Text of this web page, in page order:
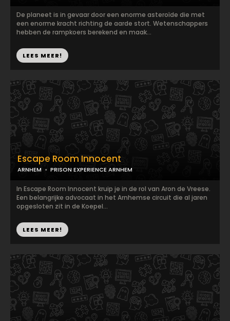
Escape Room Innocent
ARNHEM PRISON EXPERIENCE ARNHEM
In Escape Room Innocent kruip je in de rol van Aron de Vreese.
Een belangrijke advocaat in het Arnhemse circuit die al jaren
opgesloten zit in de Koepel...
LEES MEER!
De planeet is in gevaar door een enorme asteroïde die met
een enorme kracht richting de aarde stort. Wetenschappers
hebben de rampkoers berekend en maak...
LEES MEER!